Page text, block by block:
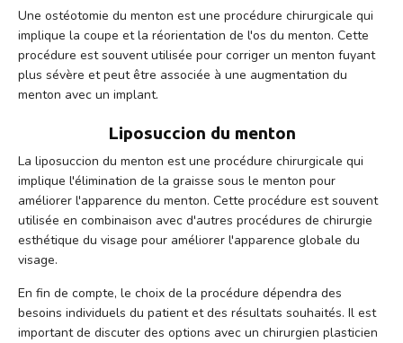
Une ostéotomie du menton est une procédure chirurgicale qui
implique la coupe et la réorientation de l'os du menton. Cette
procédure est souvent utilisée pour corriger un menton fuyant
plus sévère et peut être associée à une augmentation du
menton avec un implant.
Liposuccion du menton
La liposuccion du menton est une procédure chirurgicale qui
implique l'élimination de la graisse sous le menton pour
améliorer l'apparence du menton. Cette procédure est souvent
utilisée en combinaison avec d'autres procédures de chirurgie
esthétique du visage pour améliorer l'apparence globale du
visage.
En fin de compte, le choix de la procédure dépendra des
besoins individuels du patient et des résultats souhaités. Il est
important de discuter des options avec un chirurgien plasticien